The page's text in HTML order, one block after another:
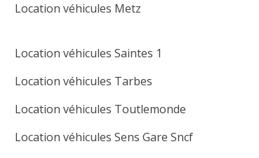
Location véhicules Metz
Location véhicules Saintes 1
Location véhicules Tarbes
Location véhicules Toutlemonde
Location véhicules Sens Gare Sncf